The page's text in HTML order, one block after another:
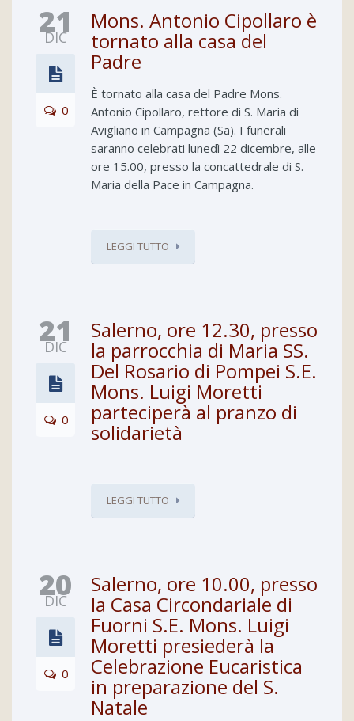
21
DIC
0
Mons. Antonio Cipollaro è
tornato alla casa del
Padre
È tornato alla casa del Padre Mons.
Antonio Cipollaro, rettore di S. Maria di
Avigliano in Campagna (Sa). I funerali
saranno celebrati lunedì 22 dicembre, alle
ore 15.00, presso la concattedrale di S.
Maria della Pace in Campagna.
LEGGI TUTTO
21
DIC
0
Salerno, ore 12.30, presso
la parrocchia di Maria SS.
Del Rosario di Pompei S.E.
Mons. Luigi Moretti
parteciperà al pranzo di
solidarietà
LEGGI TUTTO
20
DIC
0
Salerno, ore 10.00, presso
la Casa Circondariale di
Fuorni S.E. Mons. Luigi
Moretti presiederà la
Celebrazione Eucaristica
in preparazione del S.
Natale